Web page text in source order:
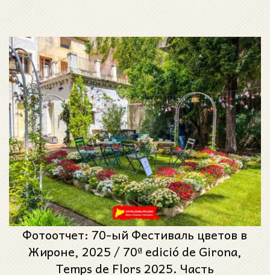
Фотоотчет: 70-ый Фестиваль цветов в
Жироне, 2025 / 70ª edició de Girona,
Temps de Flors 2025. Часть